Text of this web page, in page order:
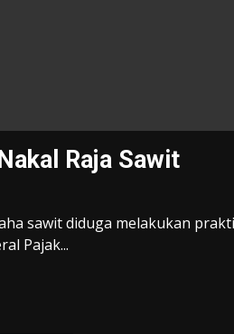
Raja Sawit
sawit diduga melakukan
Pajak...